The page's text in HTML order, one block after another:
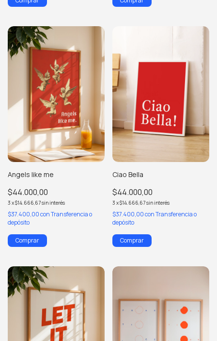
Angels like me
$44.000,00
3 x$14.666,67sin interés
$37.400,00conTransferencia o
depósito
Comprar
Ciao Bella
$44.000,00
3 x$14.666,67sin interés
$37.400,00conTransferencia o
depósito
Comprar